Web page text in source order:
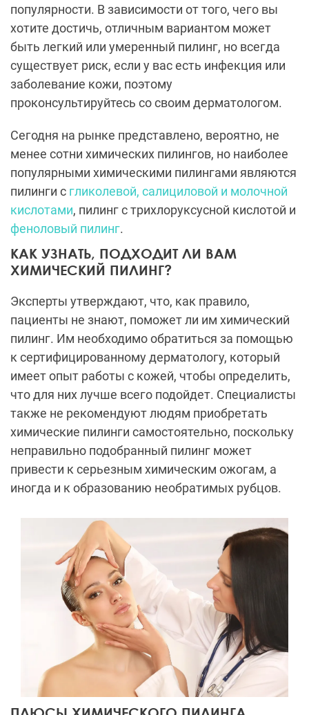
популярности. В зависимости от того, чего вы
хотите достичь, отличным вариантом может
быть легкий или умеренный пилинг, но всегда
существует риск, если у вас есть инфекция или
заболевание кожи, поэтому
проконсультируйтесь со своим дерматологом.
Сегодня на рынке представлено, вероятно, не
менее сотни химических пилингов, но наиболее
популярными химическими пилингами являются
пилинги с гликолевой, салициловой и молочной
кислотами, пилинг с трихлоруксусной кислотой и
феноловый пилинг.
КАК УЗНАТЬ, ПОДХОДИТ ЛИ ВАМ
ХИМИЧЕСКИЙ ПИЛИНГ?
Эксперты утверждают, что, как правило,
пациенты не знают, поможет ли им химический
пилинг. Им необходимо обратиться за помощью
к сертифицированному дерматологу, который
имеет опыт работы с кожей, чтобы определить,
что для них лучше всего подойдет. Специалисты
также не рекомендуют людям приобретать
химические пилинги самостоятельно, поскольку
неправильно подобранный пилинг может
привести к серьезным химическим ожогам, а
иногда и к образованию необратимых рубцов.